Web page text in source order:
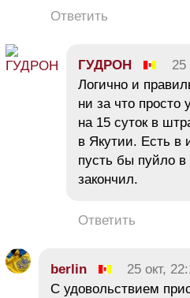
Ответить
ГУДРОН 25
Логично и
ни за что просто
на 15 суток в
в Якутии. Есть в
пусть бы пуйло в
закончил.
Ответить
berlin 25 окт,
С удовольствием